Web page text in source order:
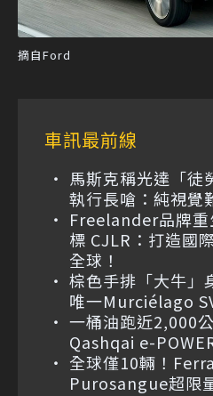
摘自Ford
車訊最前線
馬斯克稱光達「徒
執行長嗆：純視覺
Freelander品牌重
標 CJLR：打造國
全球！
棕色手排「大牛」
唯一Murciélago
一桶油跑近2,000
Qashqai e-
全球僅10輛！
Purosangue超限